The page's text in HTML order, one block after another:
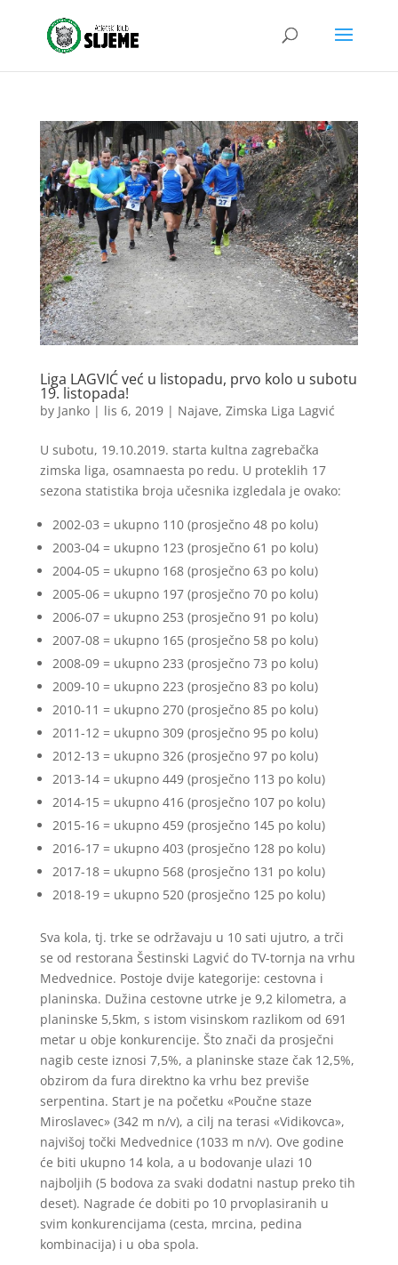
Liga LAGVIĆ već u listopadu, prvo kolo u subotu
19. listopada!
by Janko| lis 6, 2019| Najave, Zimska Liga Lagvić
U subotu, 19.10.2019. starta kultna zagrebačka
zimska liga, osamnaesta po redu. U proteklih 17
sezona statistika broja učesnika izgledala je ovako:
2002-03 = ukupno 110 (prosječno 48 po kolu)
2003-04 = ukupno 123 (prosječno 61 po kolu)
2004-05 = ukupno 168 (prosječno 63 po kolu)
2005-06 = ukupno 197 (prosječno 70 po kolu)
2006-07 = ukupno 253 (prosječno 91 po kolu)
2007-08 = ukupno 165 (prosječno 58 po kolu)
2008-09 = ukupno 233 (prosječno 73 po kolu)
2009-10 = ukupno 223 (prosječno 83 po kolu)
2010-11 = ukupno 270 (prosječno 85 po kolu)
2011-12 = ukupno 309 (prosječno 95 po kolu)
2012-13 = ukupno 326 (prosječno 97 po kolu)
2013-14 = ukupno 449 (prosječno 113 po kolu)
2014-15 = ukupno 416 (prosječno 107 po kolu)
2015-16 = ukupno 459 (prosječno 145 po kolu)
2016-17 = ukupno 403 (prosječno 128 po kolu)
2017-18 = ukupno 568 (prosječno 131 po kolu)
2018-19 = ukupno 520 (prosječno 125 po kolu)
Sva kola, tj. trke se održavaju u 10 sati ujutro, a trči
se od restorana Šestinski Lagvić do TV-tornja na vrhu
Medvednice. Postoje dvije kategorije: cestovna i
planinska. Dužina cestovne utrke je 9,2 kilometra, a
planinske 5,5km, s istom visinskom razlikom od 691
metar u obje konkurencije. Što znači da prosječni
nagib ceste iznosi 7,5%, a planinske staze čak 12,5%,
obzirom da fura direktno ka vrhu bez previše
serpentina. Start je na početku «Poučne staze
Miroslavec» (342 m n/v), a cilj na terasi «Vidikovca»,
najvišoj točki Medvednice (1033 m n/v). Ove godine
će biti ukupno 14 kola, a u bodovanje ulazi 10
najboljih (5 bodova za svaki dodatni nastup preko tih
deset). Nagrade će dobiti po 10 prvoplasiranih u
svim konkurencijama (cesta, mrcina, pedina
kombinacija) i u oba spola.